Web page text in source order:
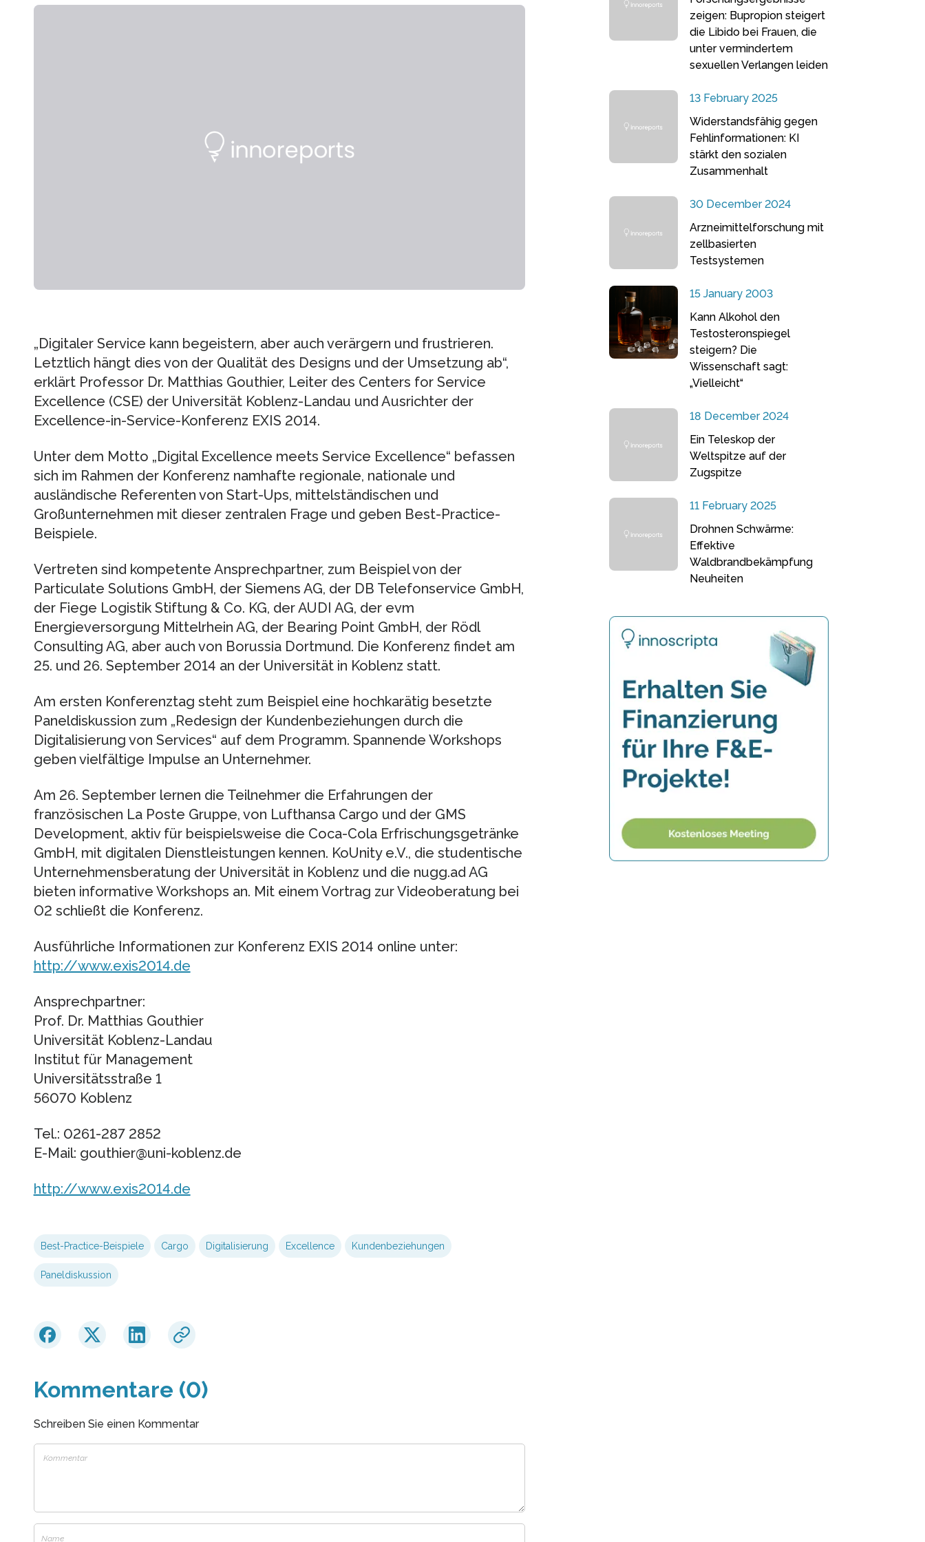
„Digitaler Service kann begeistern, aber auch verärgern und frustrieren.
Letztlich hängt dies von der Qualität des Designs und der Umsetzung ab“,
erklärt Professor Dr. Matthias Gouthier, Leiter des Centers for Service
Excellence (CSE) der Universität Koblenz-Landau und Ausrichter der
Excellence-in-Service-Konferenz EXIS 2014.
Unter dem Motto „Digital Excellence meets Service Excellence“ befassen
sich im Rahmen der Konferenz namhafte regionale, nationale und
ausländische Referenten von Start-Ups, mittelständischen und
Großunternehmen mit dieser zentralen Frage und geben Best-Practice-
Beispiele.
Vertreten sind kompetente Ansprechpartner, zum Beispiel von der
Particulate Solutions GmbH, der Siemens AG, der DB Telefonservice GmbH,
der Fiege Logistik Stiftung & Co. KG, der AUDI AG, der evm
Energieversorgung Mittelrhein AG, der Bearing Point GmbH, der Rödl
Consulting AG, aber auch von Borussia Dortmund. Die Konferenz findet am
25. und 26. September 2014 an der Universität in Koblenz statt.
Am ersten Konferenztag steht zum Beispiel eine hochkarätig besetzte
Paneldiskussion zum „Redesign der Kundenbeziehungen durch die
Digitalisierung von Services“ auf dem Programm. Spannende Workshops
geben vielfältige Impulse an Unternehmer.
Am 26. September lernen die Teilnehmer die Erfahrungen der
französischen La Poste Gruppe, von Lufthansa Cargo und der GMS
Development, aktiv für beispielsweise die Coca-Cola Erfrischungsgetränke
GmbH, mit digitalen Dienstleistungen kennen. KoUnity e.V., die studentische
Unternehmensberatung der Universität in Koblenz und die nugg.ad AG
bieten informative Workshops an. Mit einem Vortrag zur Videoberatung bei
O2 schließt die Konferenz.
Ausführliche Informationen zur Konferenz EXIS 2014 online unter:
http://www.exis2014.de
Ansprechpartner:
Prof. Dr. Matthias Gouthier
Universität Koblenz-Landau
Institut für Management
Universitätsstraße 1
56070 Koblenz
Tel.: 0261-287 2852
E-Mail: gouthier@uni-koblenz.de
http://www.exis2014.de
Best-Practice-Beispiele Cargo Digitalisierung Excellence Kundenbeziehungen
Paneldiskussion
Kommentare (0)
Schreiben Sie einen Kommentar
zeigen: Bupropion steigert
die Libido bei Frauen, die
unter vermindertem
sexuellen Verlangen leiden
13 February 2025
Widerstandsfähig gegen
Fehlinformationen: KI
stärkt den sozialen
Zusammenhalt
30 December 2024
Arzneimittelforschung mit
zellbasierten
Testsystemen
15 January 2003
Kann Alkohol den
Testosteronspiegel
steigern? Die
Wissenschaft sagt:
„Vielleicht“
18 December 2024
Ein Teleskop der
Weltspitze auf der
Zugspitze
11 February 2025
Drohnen Schwärme:
Effektive
Waldbrandbekämpfung
Neuheiten